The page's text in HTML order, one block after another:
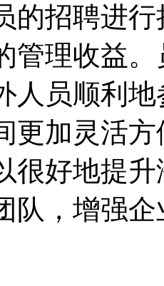
的招聘进
管理收益
人员顺利
更加灵活
很好地提
队，增强